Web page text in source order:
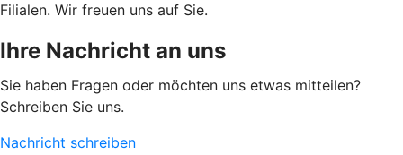
Filialen. Wir freuen uns auf Sie.
Ihre Nachricht an uns
Sie haben Fragen oder möchten uns etwas mitteilen?
Schreiben Sie uns.
Nachricht schreiben